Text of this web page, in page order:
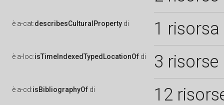
è a-cat:describesCulturalProperty di 1 risorsa
è a-loc:isTimeIndexedTypedLocationOf di 3 risorse
è a-cd:isBibliographyOf di 12